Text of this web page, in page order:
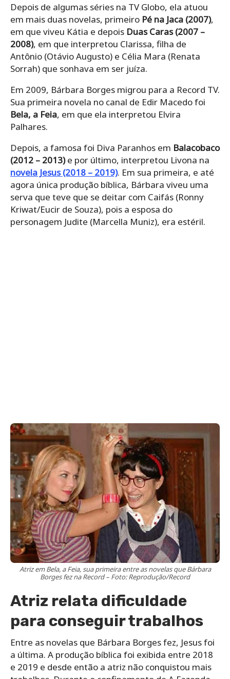
Depois de algumas séries na TV Globo, ela atuou
em mais duas novelas, primeiro Pé na Jaca (2007),
em que viveu Kátia e depois Duas Caras (2007 –
2008), em que interpretou Clarissa, filha de
Antônio (Otávio Augusto) e Célia Mara (Renata
Sorrah) que sonhava em ser juíza.
Em 2009, Bárbara Borges migrou para a Record TV.
Sua primeira novela no canal de Edir Macedo foi
Bela, a Feia, em que ela interpretou Elvira
Palhares.
Depois, a famosa foi Diva Paranhos em Balacobaco
(2012 – 2013)e por último, interpretou Livona na
novela Jesus (2018 – 2019). Em sua primeira, e até
agora única produção bíblica, Bárbara viveu uma
serva que teve que se deitar com Caifás (Ronny
Kriwat/Eucir de Souza), pois a esposa do
personagem Judite (Marcella Muniz), era estéril.
Atriz em Bela, a Feia, sua primeira entre as novelas que Bárbara
Borges fez na Record – Foto: Reprodução/Record
Atriz relata dificuldade
para conseguir trabalhos
Entre as novelas que Bárbara Borges fez, Jesus foi
a última. A produção bíblica foi exibida entre 2018
e 2019 e desde então a atriz não conquistou mais